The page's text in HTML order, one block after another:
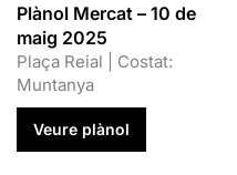
Plànol Mercat – 10 de
maig 2025
Plaça Reial | Costat:
Muntanya
Veure plànol